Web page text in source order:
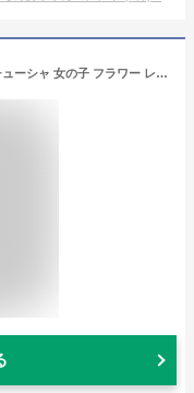
キッズ カチューシャ リボン 花びら カチューシャ 女の子 フラワー レース カチューシャ ヘアバンド ベビー 赤ちゃん ヘアアクセサリー 髪飾り キッズ 子供 カチューム ヘッドドレス 発表会 記念日 セレモニー 出産祝い 結婚式 誕生日 フォーマル 記念撮影 送料無料